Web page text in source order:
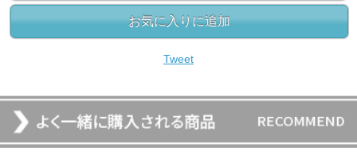
お気に入りに追加
Tweet